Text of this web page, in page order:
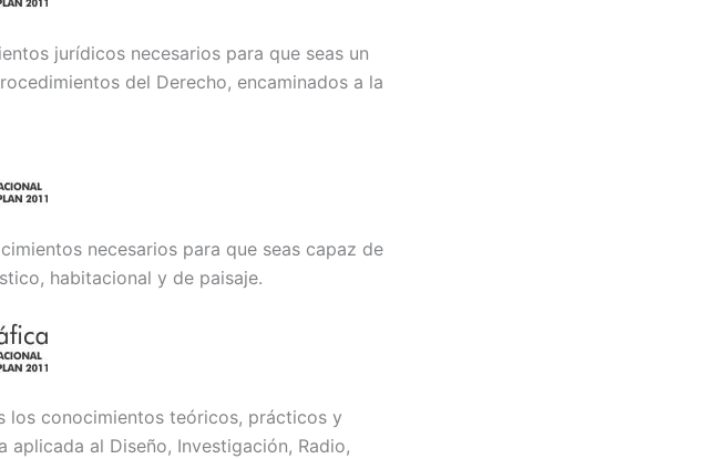
jurídicos necesarios para que seas un
del Derecho, encaminados a la
necesarios para que seas capaz de
habitacional y de paisaje.
los conocimientos teóricos, prácticos y
al Diseño, Investigación, Radio,